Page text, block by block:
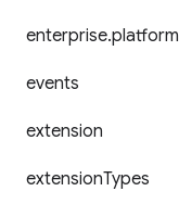
enterprise.platform
events
extension
extensionTypes